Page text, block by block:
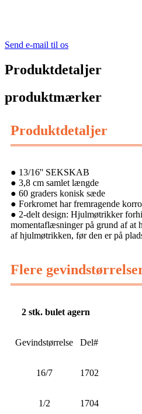
Send e-mail til os
Produktdetaljer
produktmærker
Produktdetaljer
● 13/16'' SEKSKAB
● 3,8 cm samlet længde
● 60 graders konisk sæde
● Forkromet har fremragende
● 2-delt design: Hjulmøtrikker
momentaflæsninger på grund af at
af ​​hjulmøtrikken, før den er på
Flere
2 stk. bulet agern
Gevindstørrelse Del#
16/7 1702
1/2 1704